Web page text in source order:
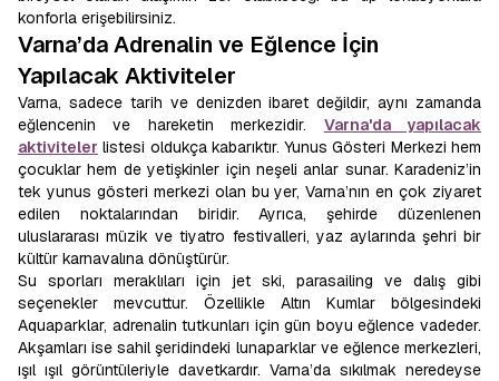
konforla erişebilirsiniz.
Varna’da Adrenalin ve Eğlence İçin
Yapılacak Aktiviteler
Varna, sadece tarih ve denizden ibaret değildir, aynı zamanda
eğlencenin ve hareketin merkezidir. Varna'da yapılacak
aktiviteler listesi oldukça kabarıktır. Yunus Gösteri Merkezi hem
çocuklar hem de yetişkinler için neşeli anlar sunar. Karadeniz’in
tek yunus gösteri merkezi olan bu yer, Varna’nın en çok ziyaret
edilen noktalarından biridir. Ayrıca, şehirde düzenlenen
uluslararası müzik ve tiyatro festivalleri, yaz aylarında şehri bir
kültür karnavalına dönüştürür.
Su sporları meraklıları için jet ski, parasailing ve dalış gibi
seçenekler mevcuttur. Özellikle Altın Kumlar bölgesindeki
Aquaparklar, adrenalin tutkunları için gün boyu eğlence vadeder.
Akşamları ise sahil şeridindeki lunaparklar ve eğlence merkezleri,
ışıl ışıl görüntüleriyle davetkardır. Varna’da sıkılmak neredeyse